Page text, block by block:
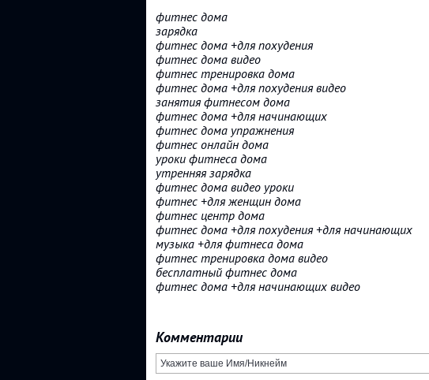
фитнес дома
зарядка
фитнес дома +для похудения
фитнес дома видео
фитнес тренировка дома
фитнес дома +для похудения видео
занятия фитнесом дома
фитнес дома +для начинающих
фитнес дома упражнения
фитнес онлайн дома
уроки фитнеса дома
утренняя зарядка
фитнес дома видео уроки
фитнес +для женщин дома
фитнес центр дома
фитнес дома +для похудения +для начинающих
музыка +для фитнеса дома
фитнес тренировка дома видео
бесплатный фитнес дома
фитнес дома +для начинающих видео
Комментарии